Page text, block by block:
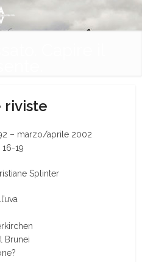
riviste
– marzo/aprile 2002
16-19
Splinter
Brunei